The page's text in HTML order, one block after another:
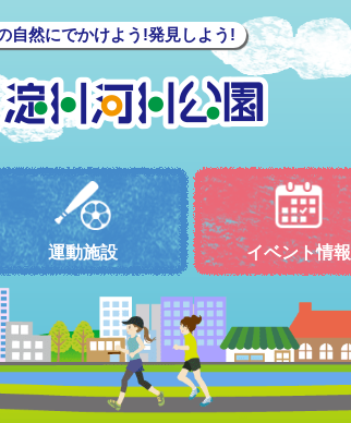
自然にでかけよう!発見しよう!
運動施設 イベント情報